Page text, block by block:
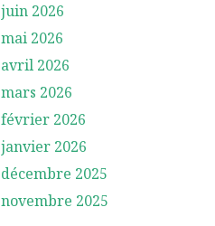
juin 2026
mai 2026
avril 2026
mars 2026
février 2026
janvier 2026
décembre 2025
novembre 2025